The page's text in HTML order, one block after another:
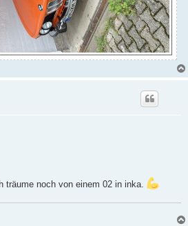
träume noch von einem 02 in inka.